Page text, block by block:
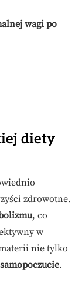
wagi po
diety
zdrowotne.
, co
w
nie tylko
.